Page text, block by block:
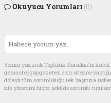
Okuyucu Yorumları (0)
Yorum yazarak Topluluk Kuralları’nı
gaziantepgapgazetesi.com sitesine
dolaylı tüm sorumluluğu tek başınıza
site yönetimi hiçbir şekilde sorumlu